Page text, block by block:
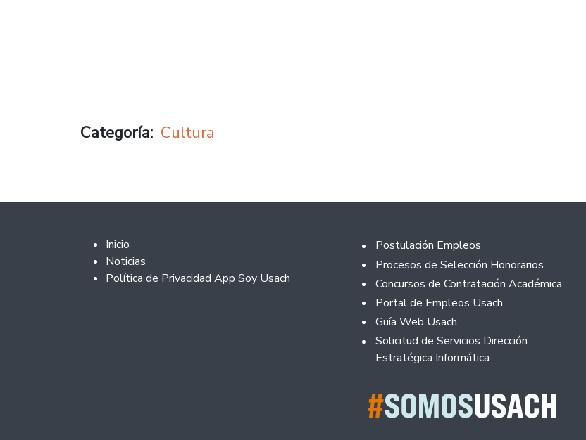
Categoría Cultura
Footer 2
Inicio
Noticias
Política de Privacidad App Soy Usach
Footer
Postulación Empleos
Procesos de Selección Honorarios
Concursos de Contratación Académica
Portal de Empleos Usach
Guía Web Usach
Solicitud de Servicios Dirección
Estratégica Informática